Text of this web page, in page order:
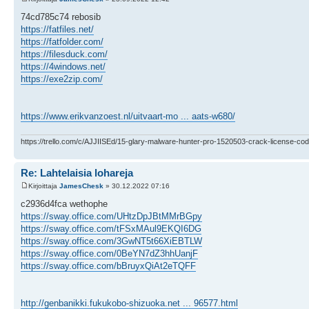
74cd785c74 rebosib
https://fatfiles.net/
https://fatfolder.com/
https://filesduck.com/
https://4windows.net/
https://exe2zip.com/
https://www.erikvanzoest.nl/uitvaart-mo ... aats-w680/
https://trello.com/c/AJJIISEd/15-glary-malware-hunter-pro-1520503-crack-license-
Re: Lahtelaisia lohareja
Kirjoittaja JamesChesk » 30.12.2022 07:16
c2936d4fca wethophe
https://sway.office.com/UHtzDpJBtMMrBGpy
https://sway.office.com/tFSxMAul9EKQI6DG
https://sway.office.com/3GwNT5t66XiEBTLW
https://sway.office.com/0BeYN7dZ3hhUanjF
https://sway.office.com/bBruyxQiAt2eTQFF
http://genbanikki.fukukobo-shizuoka.net ... 96577.html